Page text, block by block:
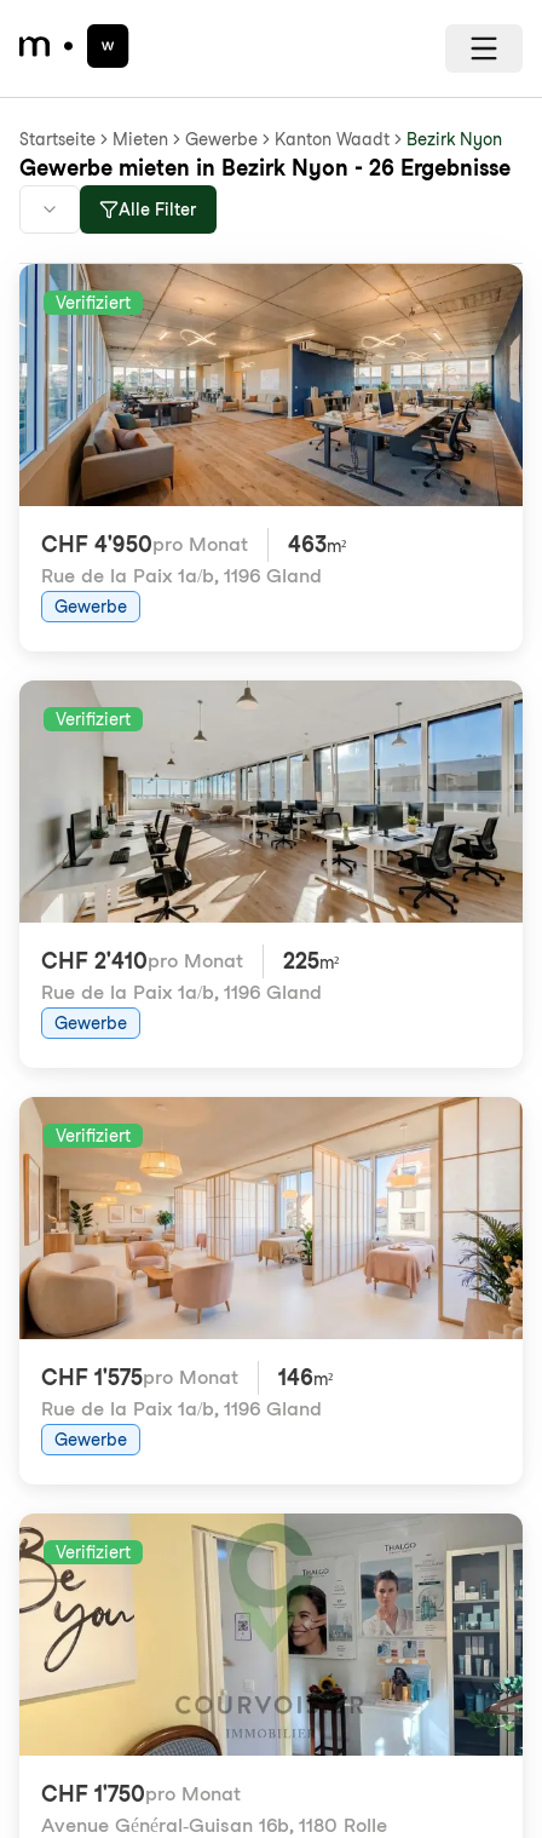
Startseite Mieten Gewerbe Kanton Waadt Bezirk Nyon
Gewerbe mieten in Bezirk Nyon - 26 Ergebnisse
Alle Filter
Verifiziert
CHF 4'950pro Monat 463m²
Rue de la Paix 1a/b, 1196 Gland
Gewerbe
Verifiziert
CHF 2'410pro Monat 225m²
Rue de la Paix 1a/b, 1196 Gland
Gewerbe
Verifiziert
CHF 1'575pro Monat 146m²
Rue de la Paix 1a/b, 1196 Gland
Gewerbe
Verifiziert
CHF 1'750pro Monat
Avenue Général-Guisan 16b, 1180 Rolle